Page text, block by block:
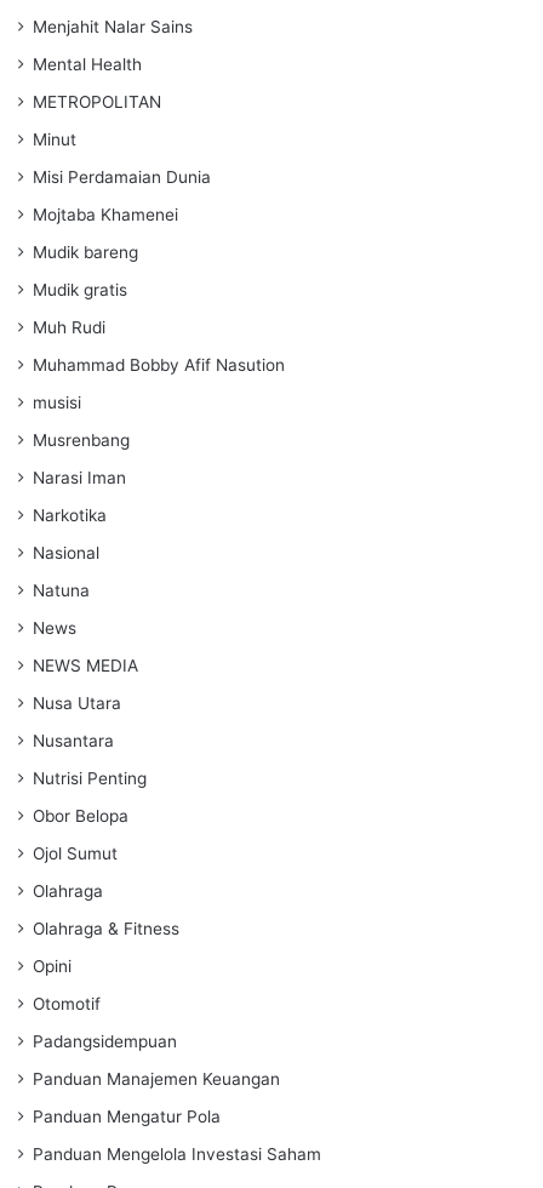
Menjahit Nalar Sains
Mental Health
METROPOLITAN
Minut
Misi Perdamaian Dunia
Mojtaba Khamenei
Mudik bareng
Mudik gratis
Muh Rudi
Muhammad Bobby Afif Nasution
musisi
Musrenbang
Narasi Iman
Narkotika
Nasional
Natuna
News
NEWS MEDIA
Nusa Utara
Nusantara
Nutrisi Penting
Obor Belopa
Ojol Sumut
Olahraga
Olahraga & Fitness
Opini
Otomotif
Padangsidempuan
Panduan Manajemen Keuangan
Panduan Mengatur Pola
Panduan Mengelola Investasi Saham